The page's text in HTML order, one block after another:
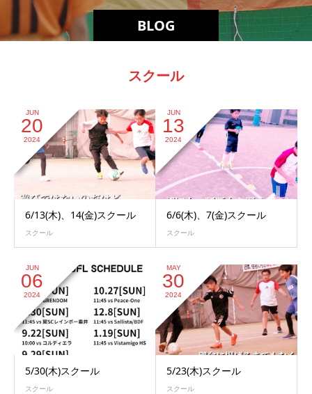
BLOG
スクール
JUN
20
2024
6/13(木)、14(金)スクール
スクール
JUN
13
2024
6/6(木)、7(金)スクール
スクール
JUN
06
2024
5/30(木)スクール
スクール
MAY
30
2024
5/23(木)スクール
スクール